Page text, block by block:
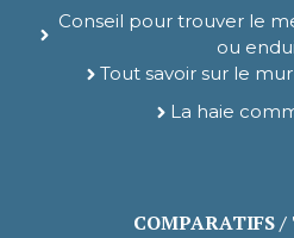
Conseil pour trouver le
ou
Tout savoir sur le
La haie
COMPARATIFS